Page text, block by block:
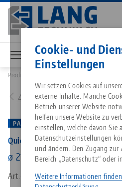
Cookie- und
Einstellungen
Wir setzen Cookies auf
externe Inhalte. Manche
Betrieb unserer Website
helfen unsere Website zu
einstellen, welche davon Sie
Datenschutzeinstellungen
und ändern. Den Zugang
Bereich „Datenschutz“ oder
Weitere Informationen
Direkt
zum
Inhalt
Passende Produkte
Es tut uns leid. Wir konnten keine
Zur Produktübersicht
Downloads
Breadcrumb
Produkte
Zur Produktübersicht
PATENTIERT
Quick•Point®, HAUBEX
ø 211 x 74 mm
Art.-Nr. 61110